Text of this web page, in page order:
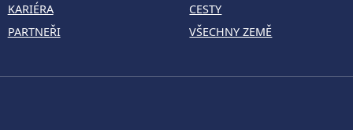
KARIÉRA
PARTNEŘI
CESTY
VŠECHNY ZEMĚ